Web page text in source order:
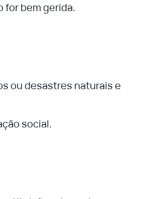
for bem gerida.
ou desastres naturais e
social.